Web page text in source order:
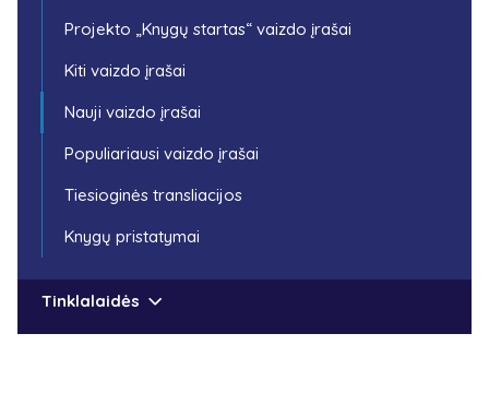
Projekto „Knygų startas“ vaizdo įrašai
Kiti vaizdo įrašai
Nauji vaizdo įrašai
Populiariausi vaizdo įrašai
Tiesioginės transliacijos
Knygų pristatymai
Tinklalaidės